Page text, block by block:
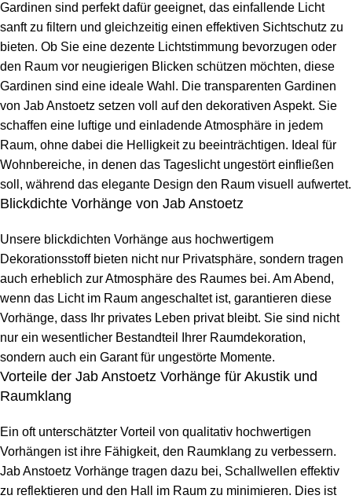
Gardinen sind perfekt dafür geeignet, das einfallende Licht
sanft zu filtern und gleichzeitig einen effektiven Sichtschutz zu
bieten. Ob Sie eine dezente Lichtstimmung bevorzugen oder
den Raum vor neugierigen Blicken schützen möchten, diese
Gardinen sind eine ideale Wahl. Die transparenten Gardinen
von Jab Anstoetz setzen voll auf den dekorativen Aspekt. Sie
schaffen eine luftige und einladende Atmosphäre in jedem
Raum, ohne dabei die Helligkeit zu beeinträchtigen. Ideal für
Wohnbereiche, in denen das Tageslicht ungestört einfließen
soll, während das elegante Design den Raum visuell aufwertet.
Blickdichte Vorhänge von Jab Anstoetz
Unsere blickdichten Vorhänge aus hochwertigem
Dekorationsstoff bieten nicht nur Privatsphäre, sondern tragen
auch erheblich zur Atmosphäre des Raumes bei. Am Abend,
wenn das Licht im Raum angeschaltet ist, garantieren diese
Vorhänge, dass Ihr privates Leben privat bleibt. Sie sind nicht
nur ein wesentlicher Bestandteil Ihrer Raumdekoration,
sondern auch ein Garant für ungestörte Momente.
Vorteile der Jab Anstoetz Vorhänge für Akustik und
Raumklang
Ein oft unterschätzter Vorteil von qualitativ hochwertigen
Vorhängen ist ihre Fähigkeit, den Raumklang zu verbessern.
Jab Anstoetz Vorhänge tragen dazu bei, Schallwellen effektiv
zu reflektieren und den Hall im Raum zu minimieren. Dies ist